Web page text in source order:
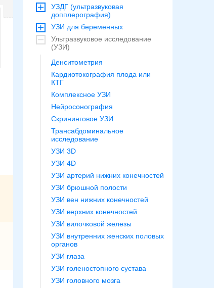
УЗДГ (ультразвуковая
допплерография)
УЗИ для беременных
Ультразвуковое исследование
(УЗИ)
Денситометрия
Кардиотокография плода или
КТГ
Комплексное УЗИ
Нейросонография
Скрининговое УЗИ
Трансабдоминальное
исследование
УЗИ 3D
УЗИ 4D
УЗИ артерий нижних конечностей
УЗИ брюшной полости
УЗИ вен нижних конечностей
УЗИ верхних конечностей
УЗИ вилочковой железы
УЗИ внутренних женских половых
органов
УЗИ глаза
УЗИ голеностопного сустава
УЗИ головного мозга